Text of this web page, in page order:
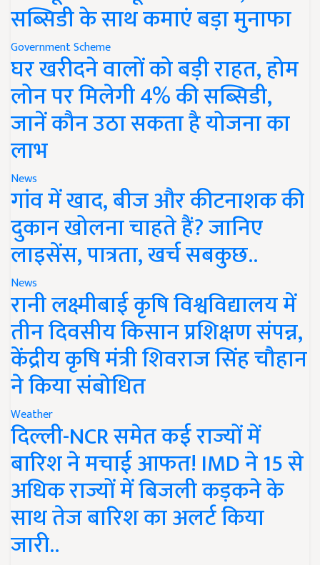
सब्सिडी के साथ कमाएं बड़ा मुनाफा
Government Scheme
घर खरीदने वालों को बड़ी राहत, होम
लोन पर मिलेगी 4% की सब्सिडी,
जानें कौन उठा सकता है योजना का
लाभ
News
गांव में खाद, बीज और कीटनाशक की
दुकान खोलना चाहते हैं? जानिए
लाइसेंस, पात्रता, खर्च सबकुछ..
News
रानी लक्ष्मीबाई कृषि विश्वविद्यालय में
तीन दिवसीय किसान प्रशिक्षण संपन्न,
केंद्रीय कृषि मंत्री शिवराज सिंह चौहान
ने किया संबोधित
Weather
दिल्ली-NCR समेत कई राज्यों में
बारिश ने मचाई आफत! IMD ने 15 से
अधिक राज्यों में बिजली कड़कने के
साथ तेज बारिश का अलर्ट किया
जारी..